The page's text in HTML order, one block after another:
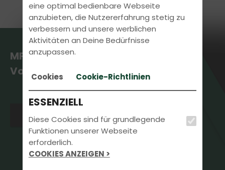
MPU Beratung und
Vorbereitung
Jetzt kostenlos Termin vereinbaren
eine optimal bedienbare Webseite
anzubieten, die Nutzererfahrung stetig zu
verbessern und unsere werblichen
Aktivitäten an Deine Bedürfnisse
anzupassen.
Cookies Cookie-Richtlinien
ESSENZIELL
Diese Cookies sind für grundlegende
Funktionen unserer Webseite
erforderlich.
COOKIES ANZEIGEN >